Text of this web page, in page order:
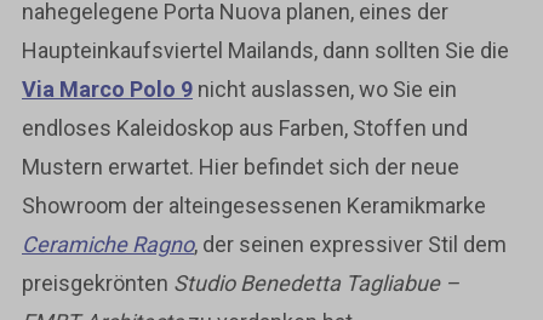
nahegelegene Porta Nuova planen, eines der
Haupteinkaufsviertel Mailands, dann sollten Sie die
Via Marco Polo 9 nicht auslassen, wo Sie ein
endloses Kaleidoskop aus Farben, Stoffen und
Mustern erwartet. Hier befindet sich der neue
Showroom der alteingesessenen Keramikmarke
Ceramiche Ragno, der seinen expressiver Stil dem
preisgekrönten Studio Benedetta Tagliabue –